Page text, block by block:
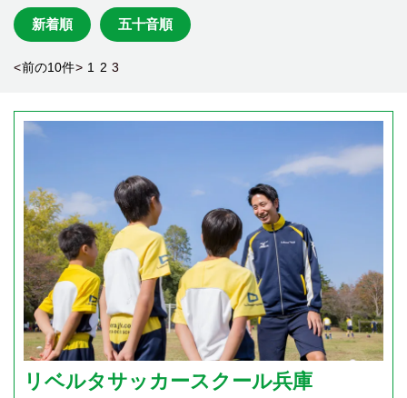
新着順 五十音順
<前の10件> 1 2 3
リベルタサッカースクール兵庫